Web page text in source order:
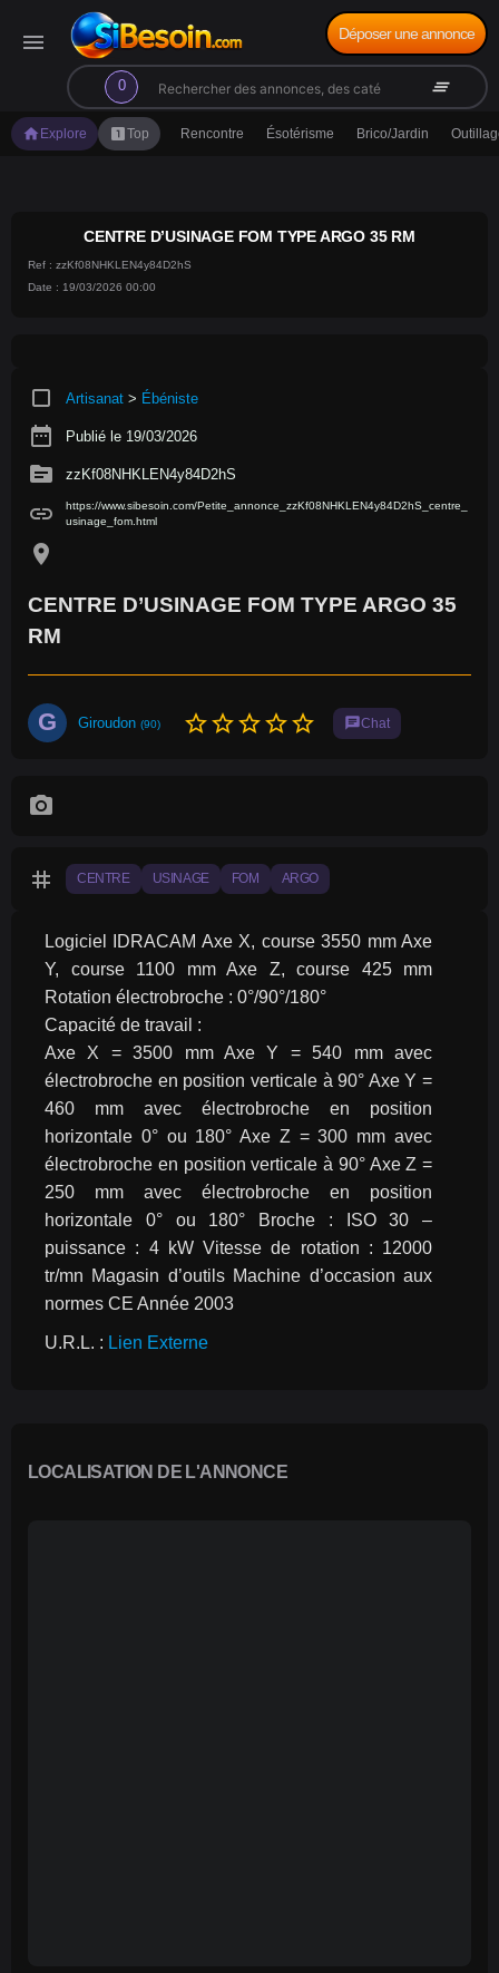
menu
0
search clear_all
Déposer une annonce
home Explore looks_oneTop Rencontre Ésotérisme Brico/Jardin
CENTRE D’USINAGE FOM TYPE ARGO 35 RM
Ref : zzKf08NHKLEN4y84D2hS
Date : 19/03/2026 00:00
crop_square Artisanat > Ébéniste
date_range Publié le 19/03/2026
source zzKf08NHKLEN4y84D2hS
link
https://www.sibesoin.com/Petite_annonce_zzKf08NHKLEN4y84D2hS_centre_
usinage_fom.html
location_on
CENTRE D’USINAGE FOM TYPE ARGO 35
RM
G Giroudon (90) star_borderstar_borderstar_borderstar_borderstar_border chatChat
photo_camera
tag CENTRE USINAGE FOM ARGO
Logiciel IDRACAM Axe X, course 3550 mm Axe
Y, course 1100 mm Axe Z, course 425 mm
Rotation électrobroche : 0°/90°/180°
Capacité de travail :
Axe X = 3500 mm Axe Y = 540 mm avec
électrobroche en position verticale à 90° Axe Y =
460 mm avec électrobroche en position
horizontale 0° ou 180° Axe Z = 300 mm avec
électrobroche en position verticale à 90° Axe Z =
250 mm avec électrobroche en position
horizontale 0° ou 180° Broche : ISO 30 –
puissance : 4 kW Vitesse de rotation : 12000
tr/mn Magasin d’outils Machine d’occasion aux
normes CE Année 2003
U.R.L. : Lien Externe
LOCALISATION DE L'ANNONCE